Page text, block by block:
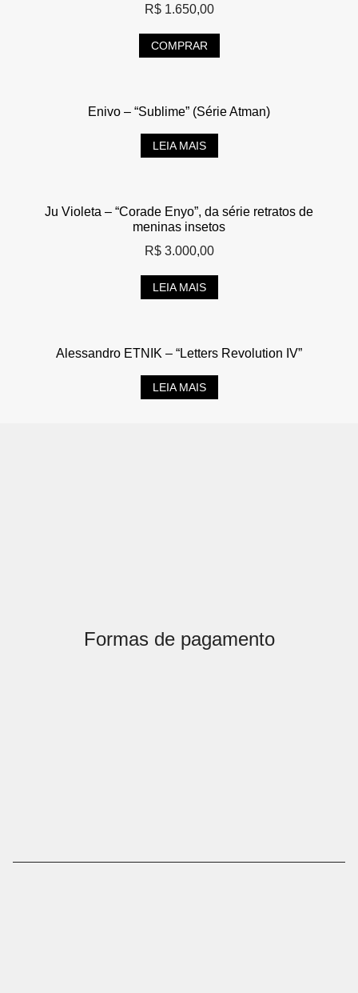
R$1.650,00
COMPRAR
Enivo – “Sublime” (Série Atman)
LEIA MAIS
Ju Violeta – “Corade Enyo”, da série retratos de
meninas insetos
R$3.000,00
LEIA MAIS
Alessandro ETNIK – “Letters Revolution IV”
LEIA MAIS
Formas de pagamento